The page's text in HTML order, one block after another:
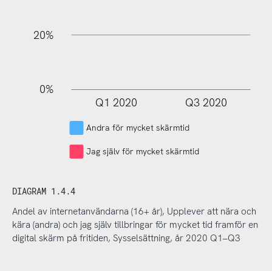
20%
0%
Q1 2020 Q3 2020
Andra för mycket skärmtid
Jag själv för mycket skärmtid
DIAGRAM 1.4.4
Andel av internetanvändarna (16+ år), Upplever att nära och
kära (andra) och jag själv tillbringar för mycket tid framför en
digital skärm på fritiden, Sysselsättning, år 2020 Q1–Q3